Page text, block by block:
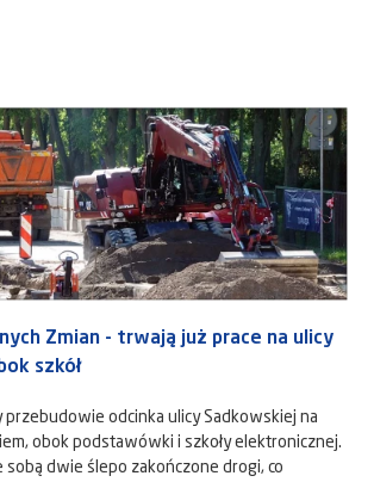
Zmian - trwają już prace na ulicy
szkół
przebudowie odcinka ulicy Sadkowskiej na
obok podstawówki i szkoły elektronicznej.
sobą dwie ślepo zakończone drogi, co